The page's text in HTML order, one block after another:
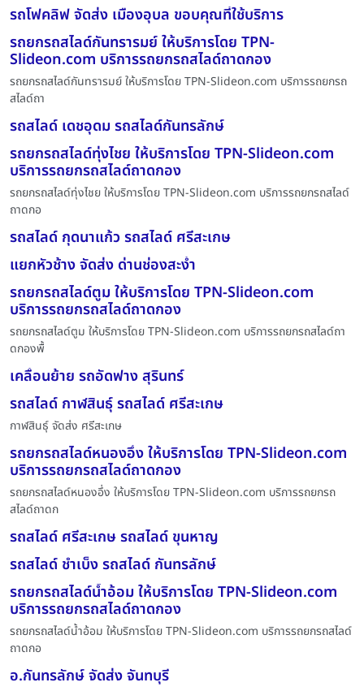
รถโฟคลิฟ จัดส่ง เมืองอุบล ขอบคุณที่ใช้บริการ
รถยกรถสไลด์กันทรารมย์ ให้บริการโดย TPN-
Slideon.com บริการรถยกรถสไลด์ถาดกอง
รถยกรถสไลด์กันทรารมย์ ให้บริการโดย TPN-Slideon.com บริการรถยกรถ
สไลด์ถา
รถสไลด์ เดชอุดม รถสไลด์กันทรลักษ์
รถยกรถสไลด์ทุ่งไชย ให้บริการโดย TPN-Slideon.com
บริการรถยกรถสไลด์ถาดกอง
รถยกรถสไลด์ทุ่งไชย ให้บริการโดย TPN-Slideon.com บริการรถยกรถสไลด์
ถาดกอ
รถสไลด์ กุดนาแก้ว รถสไลด์ ศรีสะเกษ
แยกหัวช้าง จัดส่ง ด่านช่องสะง่ำ
รถยกรถสไลด์ตูม ให้บริการโดย TPN-Slideon.com
บริการรถยกรถสไลด์ถาดกอง
รถยกรถสไลด์ตูม ให้บริการโดย TPN-Slideon.com บริการรถยกรถสไลด์ถา
ดกองพื้
เคลื่อนย้าย รถอัดฟาง สุรินทร์
รถสไลด์ กาฬสินธุ์ รถสไลด์ ศรีสะเกษ
กาฬสินธุ์ จัดส่ง ศรีสะเกษ
รถยกรถสไลด์หนองอึ่ง ให้บริการโดย TPN-Slideon.com
บริการรถยกรถสไลด์ถาดกอง
รถยกรถสไลด์หนองอึ่ง ให้บริการโดย TPN-Slideon.com บริการรถยกรถ
สไลด์ถาดก
รถสไลด์ ศรีสะเกษ รถสไลด์ ขุนหาญ
รถสไลด์ ชำเบ็ง รถสไลด์ กันทรลักษ์
รถยกรถสไลด์น้ำอ้อม ให้บริการโดย TPN-Slideon.com
บริการรถยกรถสไลด์ถาดกอง
รถยกรถสไลด์น้ำอ้อม ให้บริการโดย TPN-Slideon.com บริการรถยกรถสไลด์
ถาดกอ
อ.กันทรลักษ์ จัดส่ง จันทบุรี